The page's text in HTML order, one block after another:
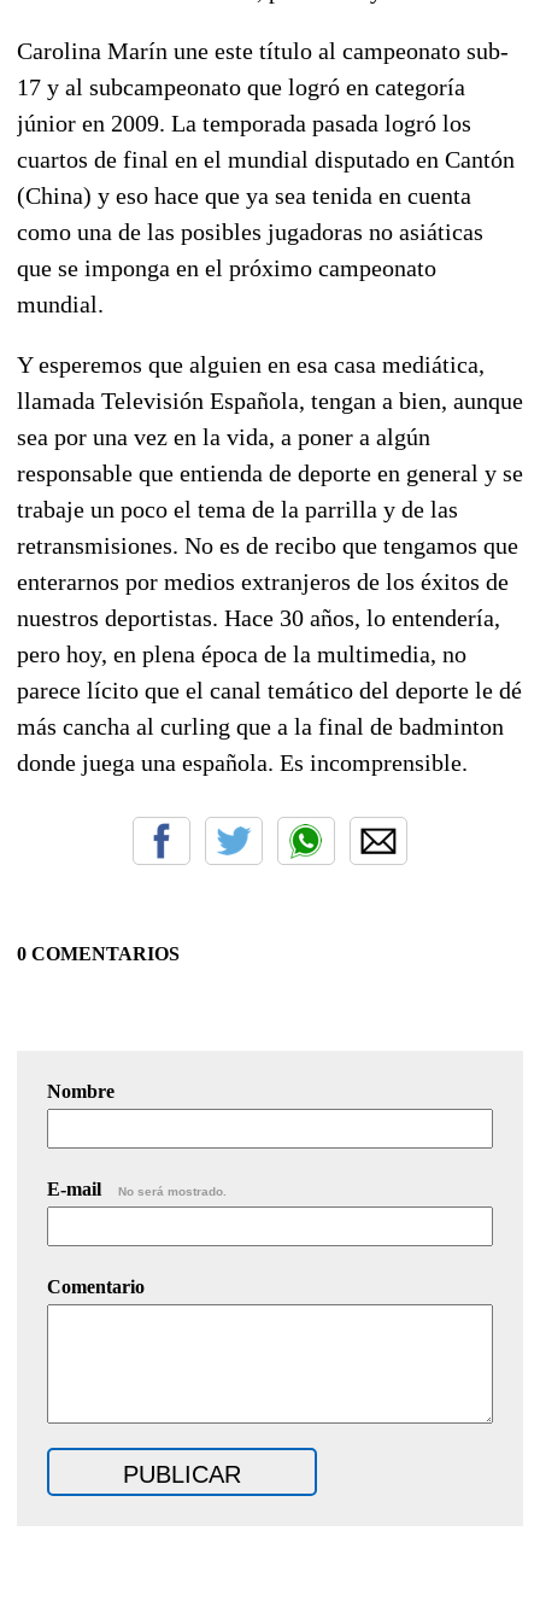
Carolina Marín une este título al campeonato sub-
17 y al subcampeonato que logró en categoría
júnior en 2009. La temporada pasada logró los
cuartos de final en el mundial disputado en Cantón
(China) y eso hace que ya sea tenida en cuenta
como una de las posibles jugadoras no asiáticas
que se imponga en el próximo campeonato
mundial.
Y esperemos que alguien en esa casa mediática,
llamada Televisión Española, tengan a bien, aunque
sea por una vez en la vida, a poner a algún
responsable que entienda de deporte en general y se
trabaje un poco el tema de la parrilla y de las
retransmisiones. No es de recibo que tengamos que
enterarnos por medios extranjeros de los éxitos de
nuestros deportistas. Hace 30 años, lo entendería,
pero hoy, en plena época de la multimedia, no
parece lícito que el canal temático del deporte le dé
más cancha al curling que a la final de badminton
donde juega una española. Es incomprensible.
0 COMENTARIOS
Nombre
E-mail No será mostrado.
Comentario